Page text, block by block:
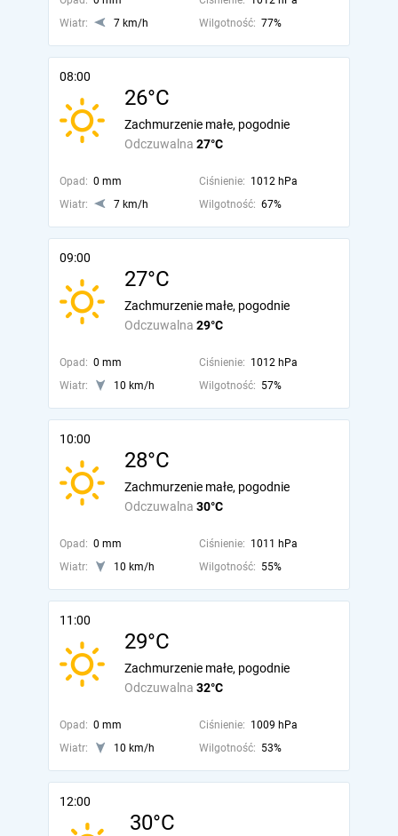
Wiatr:
7 km/h Wilgotność: 77%
08:00
26°C
Odczuwalna 27°C
Zachmurzenie małe, pogodnie
Opad: 0 mm Ciśnienie: 1012 hPa
Wiatr:
7 km/h Wilgotność: 67%
09:00
27°C
Odczuwalna 29°C
Zachmurzenie małe, pogodnie
Opad: 0 mm Ciśnienie: 1012 hPa
Wiatr:
10 km/h Wilgotność: 57%
10:00
28°C
Odczuwalna 30°C
Zachmurzenie małe, pogodnie
Opad: 0 mm Ciśnienie: 1011 hPa
Wiatr:
10 km/h Wilgotność: 55%
11:00
29°C
Odczuwalna 32°C
Zachmurzenie małe, pogodnie
Opad: 0 mm Ciśnienie: 1009 hPa
Wiatr:
10 km/h Wilgotność: 53%
12:00
30°C